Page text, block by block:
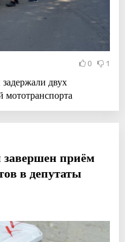
0 1
двух
мототранспорта
приём
в депутаты